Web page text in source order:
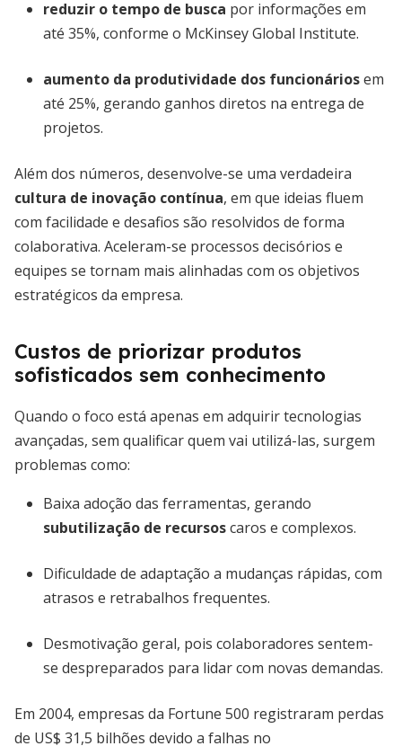
reduzir o tempo de busca por informações em
até 35%, conforme o McKinsey Global Institute.
aumento da produtividade dos funcionáriosem
até 25%, gerando ganhos diretos na entrega de
projetos.
Além dos números, desenvolve-se uma verdadeira
cultura de inovação contínua, em que ideias fluem
com facilidade e desafios são resolvidos de forma
colaborativa. Aceleram-se processos decisórios e
equipes se tornam mais alinhadas com os objetivos
estratégicos da empresa.
Custos de priorizar produtos
sofisticados sem conhecimento
Quando o foco está apenas em adquirir tecnologias
avançadas, sem qualificar quem vai utilizá-las, surgem
problemas como:
Baixa adoção das ferramentas, gerando
subutilização de recursoscaros e complexos.
Dificuldade de adaptação a mudanças rápidas, com
atrasos e retrabalhos frequentes.
Desmotivação geral, pois colaboradores sentem-
se despreparados para lidar com novas demandas.
Em 2004, empresas da Fortune 500 registraram perdas
de US$ 31,5 bilhões devido a falhas no